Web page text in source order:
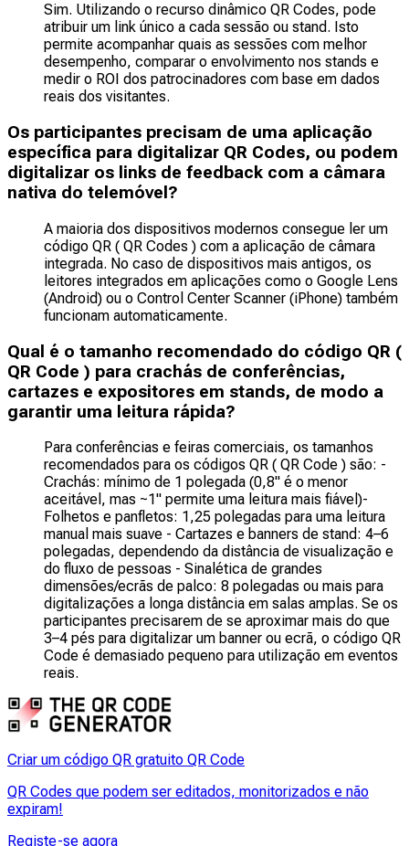
Sim. Utilizando o recurso dinâmico QR Codes, pode
atribuir um link único a cada sessão ou stand. Isto
permite acompanhar quais as sessões com melhor
desempenho, comparar o envolvimento nos stands e
medir o ROI dos patrocinadores com base em dados
reais dos visitantes.
Os participantes precisam de uma aplicação
específica para digitalizar QR Codes, ou podem
digitalizar os links de feedback com a câmara
nativa do telemóvel?
A maioria dos dispositivos modernos consegue ler um
código QR ( QR Codes ) com a aplicação de câmara
integrada. No caso de dispositivos mais antigos, os
leitores integrados em aplicações como o Google Lens
(Android) ou o Control Center Scanner (iPhone) também
funcionam automaticamente.
Qual é o tamanho recomendado do código QR (
QR Code ) para crachás de conferências,
cartazes e expositores em stands, de modo a
garantir uma leitura rápida?
Para conferências e feiras comerciais, os tamanhos
recomendados para os códigos QR ( QR Code ) são: -
Crachás: mínimo de 1 polegada (0,8" é o menor
aceitável, mas ~1" permite uma leitura mais fiável)-
Folhetos e panfletos: 1,25 polegadas para uma leitura
manual mais suave - Cartazes e banners de stand: 4–6
polegadas, dependendo da distância de visualização e
do fluxo de pessoas - Sinalética de grandes
dimensões/ecrãs de palco: 8 polegadas ou mais para
digitalizações a longa distância em salas amplas. Se os
participantes precisarem de se aproximar mais do que
3–4 pés para digitalizar um banner ou ecrã, o código QR
Code é demasiado pequeno para utilização em eventos
reais.
Criar um código QR gratuito QR Code
QR Codes que podem ser editados, monitorizados e não
expiram!
Registe-se agora